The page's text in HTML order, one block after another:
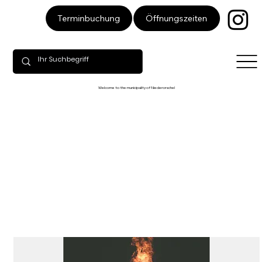
Terminbuchung Öffnungszeiten
Welcome to the municipality of Niederorschel